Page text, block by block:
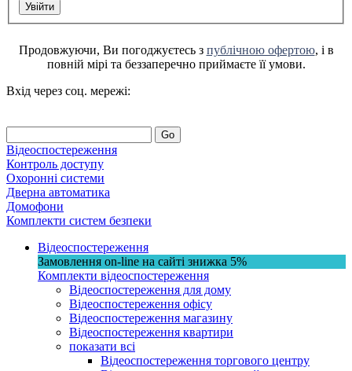
Продовжуючи, Ви погоджуєтесь з публічною офертою, і в
повній мірі та беззаперечно приймаєте її умови.
Вхід через соц. мережі:
Go
Відеоспостереження
Контроль доступу
Охоронні системи
Дверна автоматика
Домофони
Комплекти систем безпеки
Відеоспостереження
Замовлення on-line на сайті знижка 5%
Комплекти відеоспостереження
Відеоспостереження для дому
Відеоспостереження офісу
Відеоспостереження магазину
Відеоспостереження квартири
показати всі
Відеоспостереження торгового центру